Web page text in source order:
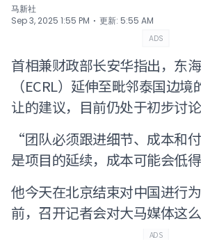
马新社
Sep 3, 2025 1:55 PM ⋅ 更新: 5:55 AM
ADS
首相兼财政部长安华指出，东
（ECRL）延伸至毗邻泰国边
让的建议，目前仍处于初步讨论
“团队必须跟进细节、成本和
是项目的延续，成本可能会低
他今天在北京结束对中国进行
前，召开记者会对大马媒体这么
ADS